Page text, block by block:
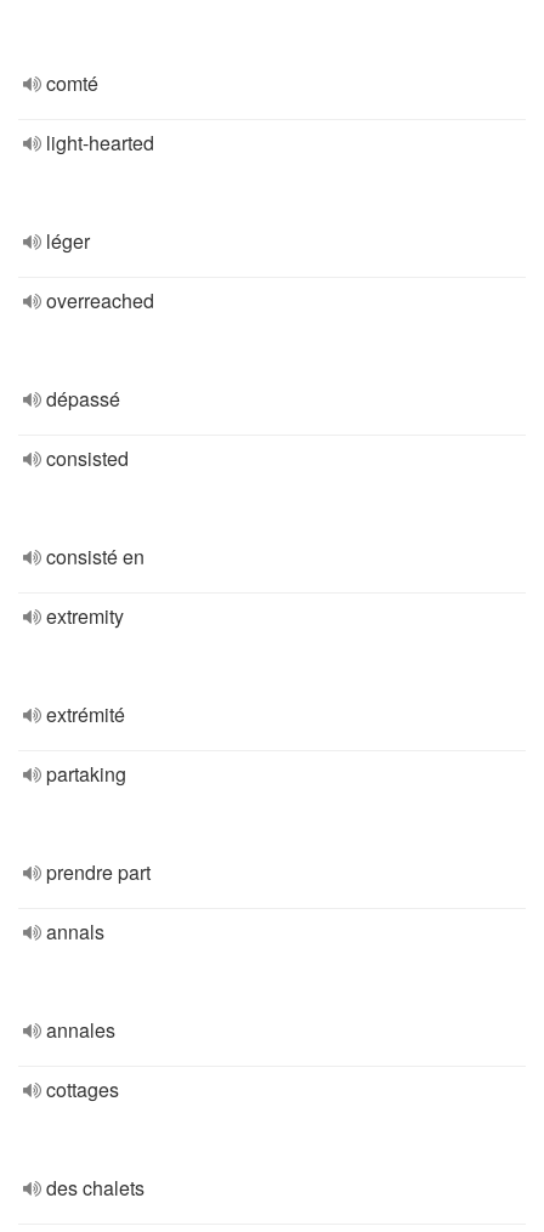
comté
light-hearted
léger
overreached
dépassé
consisted
consisté en
extremity
extrémité
partaking
prendre part
annals
annales
cottages
des chalets